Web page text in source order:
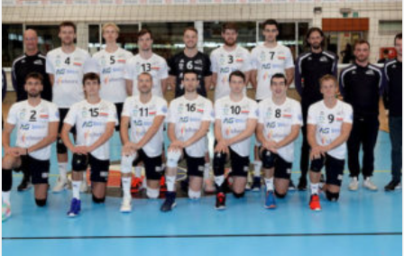
–
Kris
Eyckmans
(Haasrode
Leuven):
“Het
kan
wel
eens
heel
druk
worden”